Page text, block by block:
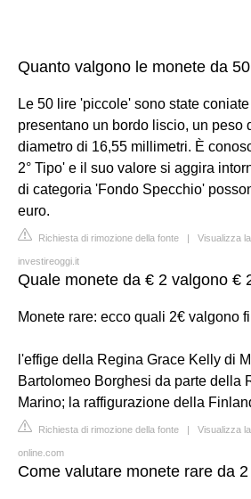
Quanto valgono le monete da
Le 50 lire 'piccole' sono state
presentano un bordo liscio, un peso
diametro di 16,55 millimetri. È
2° Tipo' e il suo valore si aggira
di categoria 'Fondo Specchio'
euro.
Richiesta di rimozione della fonte | Visualizza
investireoggi.it
Quale monete da € 2 valgono €
Monete rare: ecco quali 2€ valgono
l'effige della Regina Grace Kelly di
Bartolomeo Borghesi da parte della
Marino; la raffigurazione della
Richiesta di rimozione della fonte | Visualizza
online.com
Come valutare monete rare da